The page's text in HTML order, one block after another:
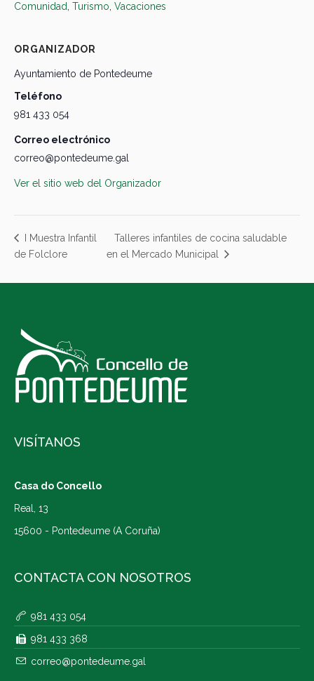
Comunidad Turismo Vacaciones
ORGANIZADOR
Ayuntamiento de Pontedeume
Teléfono
981 433 054
Correo electrónico
correo@pontedeume.gal
Ver el sitio web del Organizador
I Muestra Infantil
de Folclore
Talleres infantiles de cocina saludable
en el Mercado Municipal
VISÍTANOS
Casa do Concello
Real, 13
15600 - Pontedeume (A Coruña)
CONTACTA CON NOSOTROS
981 433 054
981 433 368
correo@pontedeume.gal